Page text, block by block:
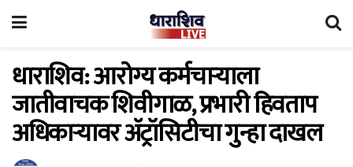
धाराशिव: आरोग्य कर्मचाऱ्याला
जातीवाचक शिवीगाळ, प्रभारी हिवताप
अधिकाऱ्यावर ॲट्रॉसिटीचा गुन्हा दाखल